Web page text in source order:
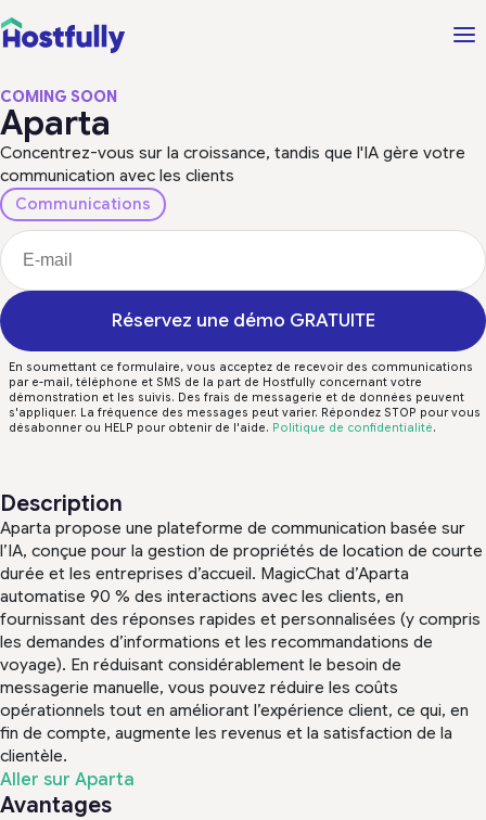
COMING SOON
Aparta
Concentrez-vous sur la croissance, tandis que l'IA gère votre
communication avec les clients
Communications
Réservez une démo GRATUITE
En soumettant ce formulaire, vous acceptez de recevoir des communications
par e-mail, téléphone et SMS de la part de Hostfully concernant votre
démonstration et les suivis. Des frais de messagerie et de données peuvent
s'appliquer. La fréquence des messages peut varier. Répondez STOP pour vous
désabonner ou HELP pour obtenir de l'aide. Politique de confidentialité.
Description
Aparta propose une plateforme de communication basée sur
l’IA, conçue pour la gestion de propriétés de location de courte
durée et les entreprises d’accueil. MagicChat d’Aparta
automatise 90 % des interactions avec les clients, en
fournissant des réponses rapides et personnalisées (y compris
les demandes d’informations et les recommandations de
voyage). En réduisant considérablement le besoin de
messagerie manuelle, vous pouvez réduire les coûts
opérationnels tout en améliorant l’expérience client, ce qui, en
fin de compte, augmente les revenus et la satisfaction de la
clientèle.
Aller sur Aparta
Avantages